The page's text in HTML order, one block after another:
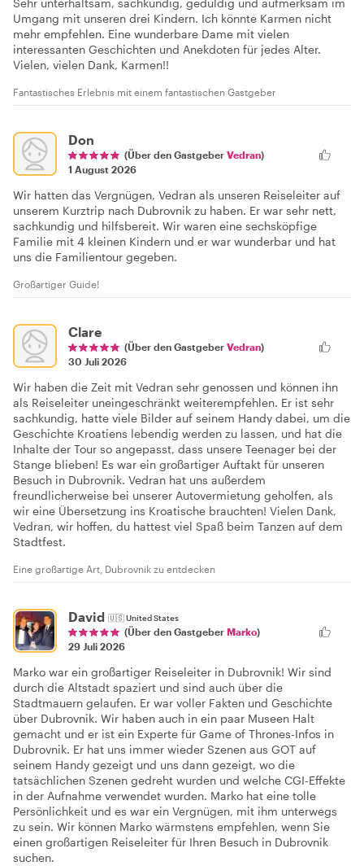
Umgang mit unseren drei Kindern. Ich könnte Karmen nicht
mehr empfehlen. Eine wunderbare Dame mit vielen
interessanten Geschichten und Anekdoten für jedes Alter.
Vielen, vielen Dank, Karmen!!
Fantastisches Erlebnis mit einem fantastischen Gastgeber
Don
(Über den Gastgeber Vedran)
1 August 2026
Wir hatten das Vergnügen, Vedran als unseren Reiseleiter auf
unserem Kurztrip nach Dubrovnik zu haben. Er war sehr nett,
sachkundig und hilfsbereit. Wir waren eine sechsköpfige
Familie mit 4 kleinen Kindern und er war wunderbar und hat
uns die Familientour gegeben.
Großartiger Guide!
Clare
(Über den Gastgeber Vedran)
30 Juli 2026
Wir haben die Zeit mit Vedran sehr genossen und können ihn
als Reiseleiter uneingeschränkt weiterempfehlen. Er ist sehr
sachkundig, hatte viele Bilder auf seinem Handy dabei, um die
Geschichte Kroatiens lebendig werden zu lassen, und hat die
Inhalte der Tour so angepasst, dass unsere Teenager bei der
Stange blieben! Es war ein großartiger Auftakt für unseren
Besuch in Dubrovnik. Vedran hat uns außerdem
freundlicherweise bei unserer Autovermietung geholfen, als
wir eine Übersetzung ins Kroatische brauchten! Vielen Dank,
Vedran, wir hoffen, du hattest viel Spaß beim Tanzen auf dem
Stadtfest.
Eine großartige Art, Dubrovnik zu entdecken
David 🇺🇸United States
(Über den Gastgeber Marko)
29 Juli 2026
Marko war ein großartiger Reiseleiter in Dubrovnik! Wir sind
durch die Altstadt spaziert und sind auch über die
Stadtmauern gelaufen. Er war voller Fakten und Geschichte
über Dubrovnik. Wir haben auch in ein paar Museen Halt
gemacht und er ist ein Experte für Game of Thrones-Infos in
Dubrovnik. Er hat uns immer wieder Szenen aus GOT auf
seinem Handy gezeigt und uns dann gezeigt, wo die
tatsächlichen Szenen gedreht wurden und welche CGI-Effekte
in der Aufnahme verwendet wurden. Marko hat eine tolle
Persönlichkeit und es war ein Vergnügen, mit ihm unterwegs
zu sein. Wir können Marko wärmstens empfehlen, wenn Sie
einen großartigen Reiseleiter für Ihren Besuch in Dubrovnik
suchen.